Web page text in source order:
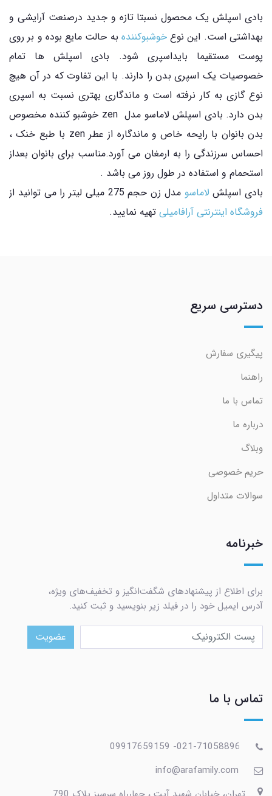
بادی اسپلش یک محصول نسبتا تازه و جدید درصنعت آرایشی و
بهداشتی است. این نوعخوشبوکننده به حالت مایع بوده و بر روی
پوست مستقیما بایداسپری شود. بادی اسپلش ها تمام
خصوصیات یک اسپری بدن را دارند. با این تفاوت که در آن هیچ
نوع گازی به کار نرفته است و ماندگاری بهتری نسبت به اسپری
بدن دارد. بادی اسپلش لاماسو مدل zen خوشبو کننده مخصوص
بدن بانوان با رایحه خاص و ماندگاره از عطر zen با طبع خنک ،
احساس سرزندگی را به ارمغان می آورد.مناسب برای بانوان بعداز
استحمام و استفاده در طول روز می باشد .
بادی اسپلش لاماسو مدل زن حجم 275 میلی لیتر را می توانید از
فروشگاه اینترنتی آرافامیلی تهیه نمایید.
دسترسی سریع
پیگیری سفارش
راهنما
تماس با ما
درباره ما
وبلاگ
حریم خصوصی
سوالات متداول
خبرنامه
برای اطلاع از پیشنهادهای شگفت‌انگیز و تخفیف‌های ویژه،
آدرس ایمیل خود را در فیلد زیر بنویسید و ثبت کنید.
عضویت
تماس با ما